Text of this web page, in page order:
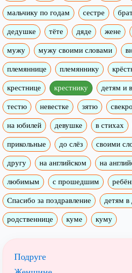
мальчику по годам сестре
дедушке тёте дяде жене
мужу мужу своими словами
племяннице племяннику
крестнице крестнику детям и
тестю невестке зятю
на юбилей девушке в стихах
прикольные до слёз своими
другу на английском на
любимым с прошедшим
Спасибо за поздравление детям в
родственнице куме куму
Подруге